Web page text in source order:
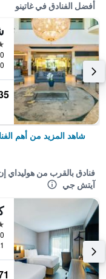
أفضل الفنادق في غاتينو
4 نجوم
0.0
شاهد المزيد من أهم
فنادق بالقرب من هوليداي
آيتش جي
2 نجمتين
0.1